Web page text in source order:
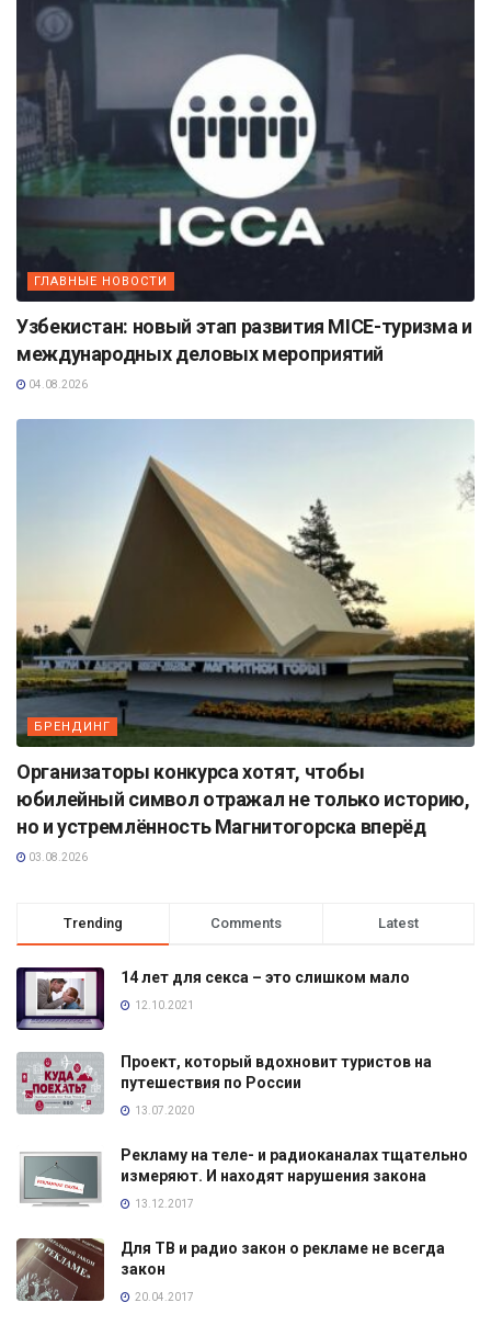
ГЛАВНЫЕ НОВОСТИ
Узбекистан: новый этап развития MICE-туризма и
международных деловых мероприятий
04.08.2026
БРЕНДИНГ
Организаторы конкурса хотят, чтобы
юбилейный символ отражал не только историю,
но и устремлённость Магнитогорска вперёд
03.08.2026
Trending Comments Latest
14 лет для секса – это слишком мало
12.10.2021
Проект, который вдохновит туристов на
путешествия по России
13.07.2020
Рекламу на теле- и радиоканалах тщательно
измеряют. И находят нарушения закона
13.12.2017
Для ТВ и радио закон о рекламе не всегда
закон
20.04.2017